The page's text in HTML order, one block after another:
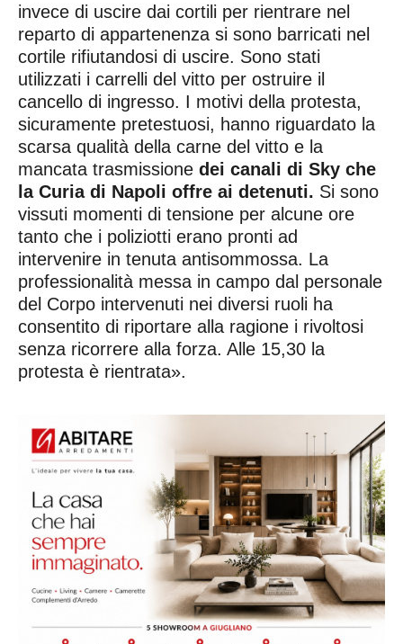
invece di uscire dai cortili per rientrare nel
reparto di appartenenza si sono barricati nel
cortile rifiutandosi di uscire. Sono stati
utilizzati i carrelli del vitto per ostruire il
cancello di ingresso. I motivi della protesta,
sicuramente pretestuosi, hanno riguardato la
scarsa qualità della carne del vitto e la
mancata trasmissione dei canali di Sky che
la Curia di Napoli offre ai detenuti. Si sono
vissuti momenti di tensione per alcune ore
tanto che i poliziotti erano pronti ad
intervenire in tenuta antisommossa. La
professionalità messa in campo dal personale
del Corpo intervenuti nei diversi ruoli ha
consentito di riportare alla ragione i rivoltosi
senza ricorrere alla forza. Alle 15,30 la
protesta è rientrata».